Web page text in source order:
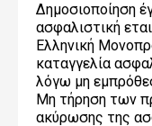
Δημοσιοποίηση
ασφαλιστική
Ελληνική
καταγγελία
λόγω μη
Μη τήρηση των
ακύρωσης της